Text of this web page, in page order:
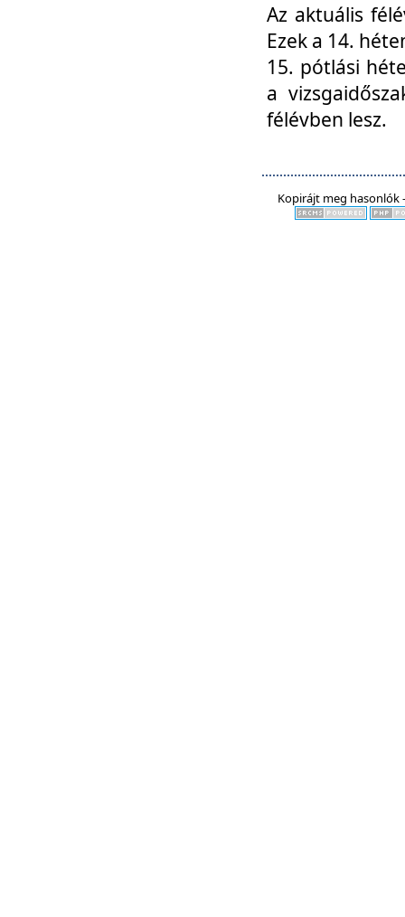
Az aktuális
Ezek a 14.
15. pótlási
a
félévben lesz.
Kopirájt meg hasonlók